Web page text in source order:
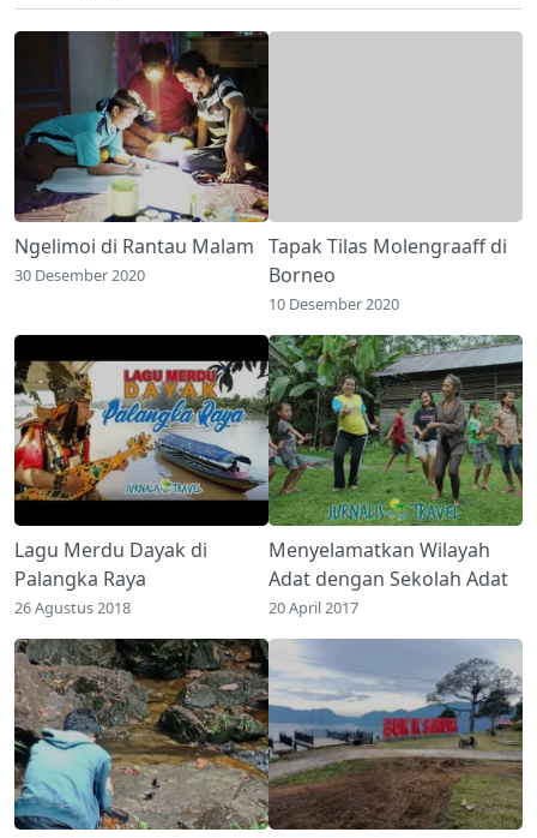
Ngelimoi di Rantau Malam
30 Desember 2020
Tapak Tilas Molengraaff di
Borneo
10 Desember 2020
Lagu Merdu Dayak di
Palangka Raya
26 Agustus 2018
Menyelamatkan Wilayah
Adat dengan Sekolah Adat
20 April 2017